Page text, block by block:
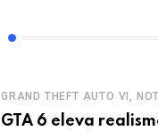
GRAND THEFT AUTO VI,
GTA 6 eleva